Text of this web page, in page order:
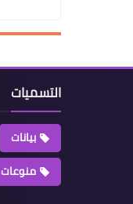
التسميات
بيانات
منوعات